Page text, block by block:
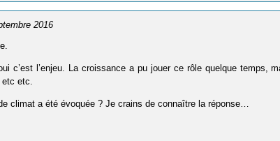
2016
c’est l’enjeu. La croissance a pu jouer ce rôle quelque temps,
etc.
climat a été évoquée ? Je crains de connaître la réponse…